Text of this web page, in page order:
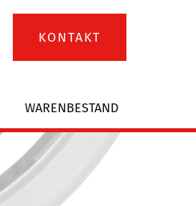
KONTAKT
WARENBESTAND